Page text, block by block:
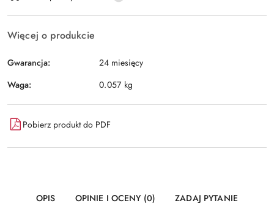
Więcej o produkcie
Gwarancja:
24 miesięcy
Waga:
0.057 kg
Pobierz produkt do PDF
OPIS OPINIE I OCENY (0) ZADAJ PYTANIE